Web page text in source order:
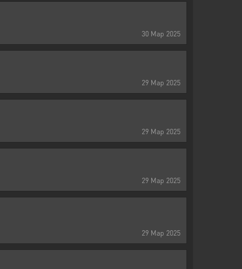
30 Мар 2025
29 Мар 2025
29 Мар 2025
29 Мар 2025
29 Мар 2025